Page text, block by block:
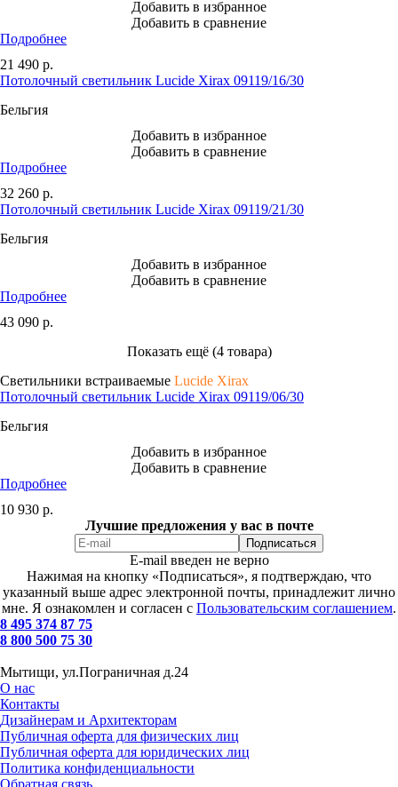
Добавить в избранное
Добавить в сравнение
Подробнее
21 490 р.
Потолочный светильник Lucide Xirax 09119/16/30
Бельгия
Добавить в избранное
Добавить в сравнение
Подробнее
32 260 р.
Потолочный светильник Lucide Xirax 09119/21/30
Бельгия
Добавить в избранное
Добавить в сравнение
Подробнее
43 090 р.
Показать ещё (4 товара)
Светильники встраиваемые Lucide Xirax
Потолочный светильник Lucide Xirax 09119/06/30
Бельгия
Добавить в избранное
Добавить в сравнение
Подробнее
10 930 р.
Лучшие предложения у вас в почте
E-mail введен не верно
Нажимая на кнопку «Подписаться», я подтверждаю, что
указанный выше адрес электронной почты, принадлежит лично
мне. Я ознакомлен и согласен с Пользовательским соглашением.
8 495 374 87 75
8 800 500 75 30
Мытищи, ул.Пограничная д.24
О нас
Контакты
Дизайнерам и Архитекторам
Публичная оферта для физических лиц
Публичная оферта для юридических лиц
Политика конфиденциальности
Обратная связь